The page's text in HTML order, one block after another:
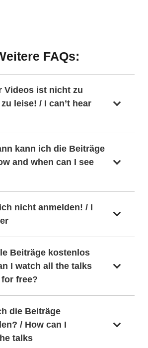
FAQs:
Videos ist nicht zu
leise! / I can’t hear
kann ich die Beiträge
and when can I see
nicht anmelden! / I
Beiträge kostenlos
I watch all the talks
free?
die Beiträge
/ How can I
talks